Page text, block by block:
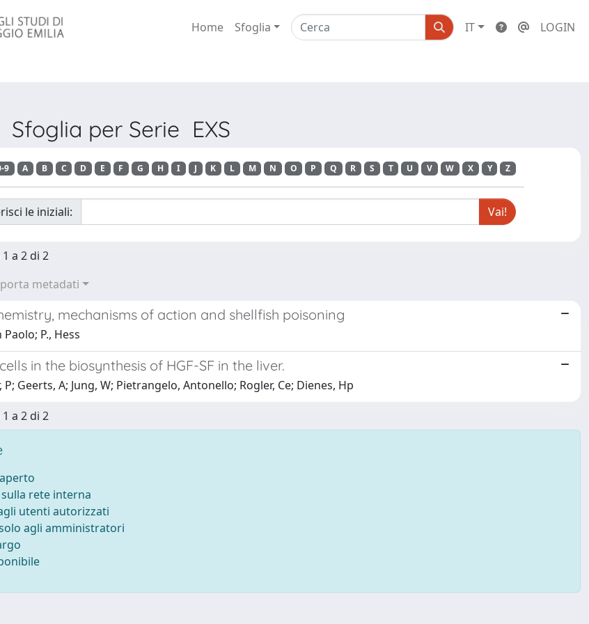
Home Sfoglia IT LOGIN
Sfoglia per Serie EXS
9 A B C D E F G H I J K L M N O P Q R S T U V W X Y Z
le iniziali:
a 2 di 2
metadati
mechanisms of action and shellfish poisoning
P., Hess
in the biosynthesis of HGF-SF in the liver.
P; Geerts, A; Jung, W; Pietrangelo, Antonello; Rogler, Ce; Dienes, Hp
a 2 di 2
rete interna
utenti autorizzati
agli amministratori